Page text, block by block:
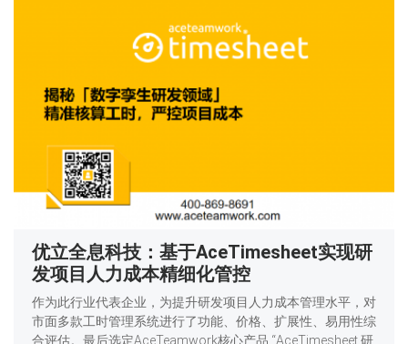
优立全息科技：基于AceTimesheet实现研
发项目人力成本精细化管控
作为此行业代表企业，为提升研发项目人力成本管理水平，对
市面多款工时管理系统进行了功能、价格、扩展性、易用性综
合评估。最后选定AceTeamwork核心产品 “AceTimesheet 研